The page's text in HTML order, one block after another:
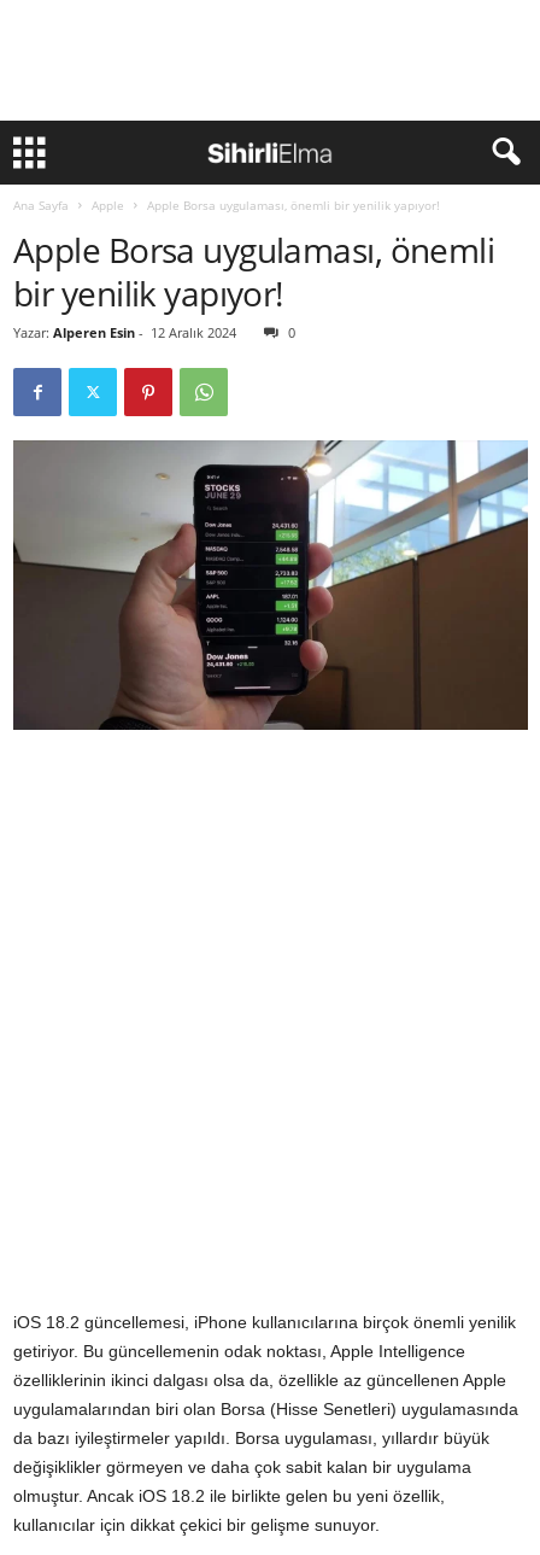
Ana Sayfa Apple Apple Borsa uygulaması, önemli bir yenilik yapıyor!
Apple Borsa uygulaması, önemli
bir yenilik yapıyor!
Yazar: Alperen Esin - 12 Aralık 2024 0
iOS 18.2 güncellemesi, iPhone kullanıcılarına birçok önemli yenilik
getiriyor. Bu güncellemenin odak noktası, Apple Intelligence
özelliklerinin ikinci dalgası olsa da, özellikle az güncellenen Apple
uygulamalarından biri olan Borsa (Hisse Senetleri) uygulamasında
da bazı iyileştirmeler yapıldı. Borsa uygulaması, yıllardır büyük
değişiklikler görmeyen ve daha çok sabit kalan bir uygulama
olmuştur. Ancak iOS 18.2 ile birlikte gelen bu yeni özellik,
kullanıcılar için dikkat çekici bir gelişme sunuyor.